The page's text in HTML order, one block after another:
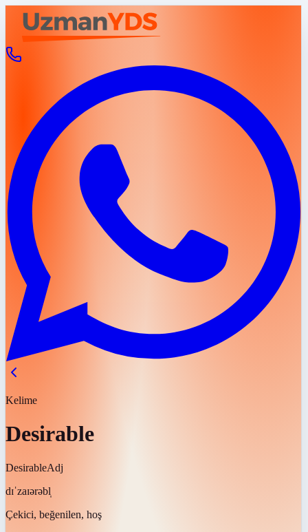
Kelime
Desirable
DesirableAdj
dɪˈzaɪərəbl̩
Çekici, beğenilen, hoş